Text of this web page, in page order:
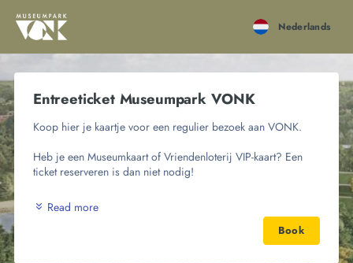
Nederlands
Entreeticket Museumpark VONK
Koop hier je kaartje voor een regulier bezoek aan VONK.
Heb je een Museumkaart of Vriendenloterij VIP-kaart? Een
ticket reserveren is dan niet nodig!
Let op: annuleren is niet mogelijk
Read more
Book